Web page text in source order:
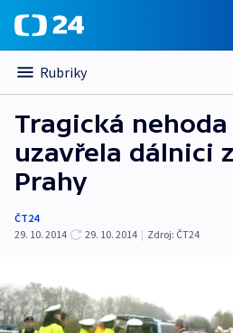
Rubriky
Tragická
uzavřela dálnici
Prahy
ČT24
29. 10. 2014
29. 10. 2014 | Zdroj: ČT24